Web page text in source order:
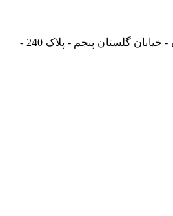
تهران - خیابان پاسداران - خیابان گلستان پنجم - پلاک 240 -